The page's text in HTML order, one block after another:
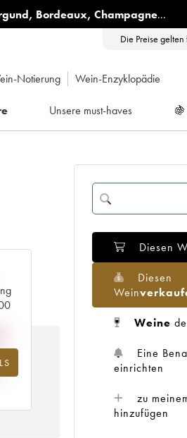
, Bordeaux, Champagne...
Die Preise
Notierung Wein-Enzyklopädie
Unsere must-haves 🍇
Diesen
Diesen
Wein
Weine
Eine
einrichten
zu
hinzufügen